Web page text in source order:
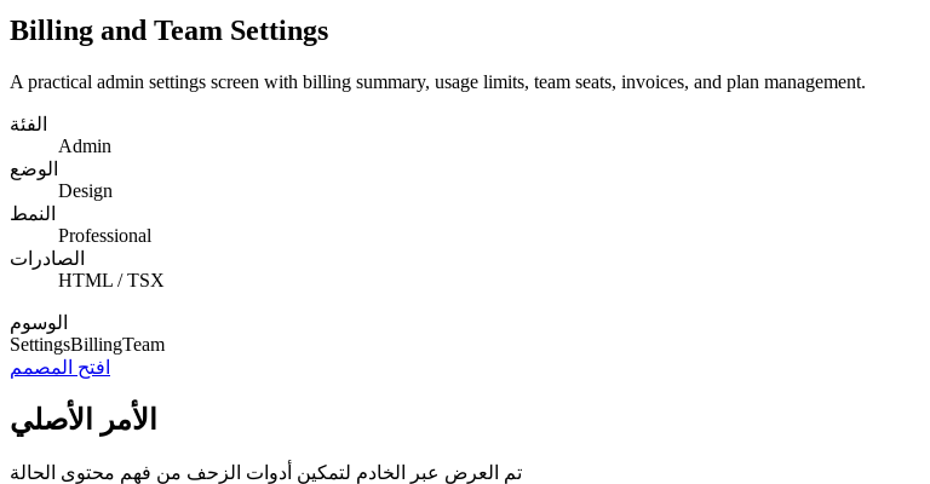
Billing and Team Settings
A practical admin settings screen with billing summary, usage limits, team seats, invoices, and plan management.
الفئة
Admin
الوضع
Design
النمط
Professional
الصادرات
HTML / TSX
الوسوم
SettingsBillingTeam
افتح المصمم
الأمر الأصلي
تم العرض عبر الخادم لتمكين أدوات الزحف من فهم محتوى الحالة